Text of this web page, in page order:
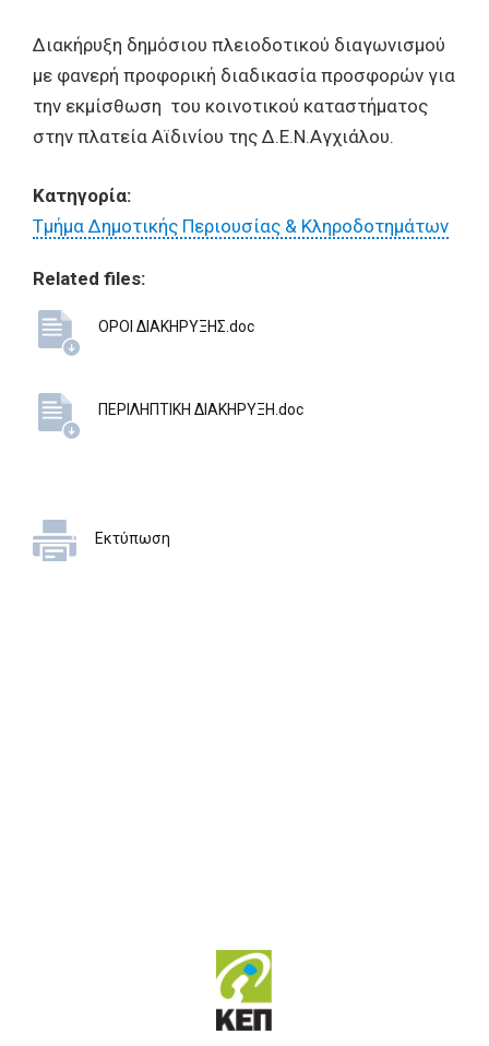
Διακήρυξη δημόσιου πλειοδοτικού διαγωνισμού
με φανερή προφορική διαδικασία προσφορών για
την εκμίσθωση του κοινοτικού καταστήματος
στην πλατεία Αϊδινίου της Δ.Ε.Ν.Αγχιάλου.
Κατηγορία:
Τμήμα Δημοτικής Περιουσίας & Κληροδοτημάτων
Related files:
ΟΡΟΙ ΔΙΑΚΗΡΥΞΗΣ.doc
ΠΕΡΙΛΗΠΤΙΚΗ ΔΙΑΚΗΡΥΞΗ.doc
Εκτύπωση